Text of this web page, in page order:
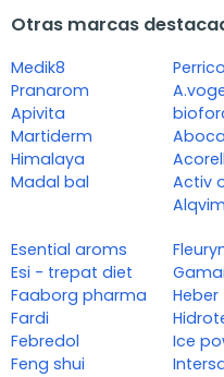
Otras marcas
Medik8
Pranarom
Apivita
Martiderm
Himalaya
Madal bal
Aboca
Activ
Esential aroms
Esi - trepat diet
Faaborg pharma
Fardi
Febredol
Feng shui
Ice